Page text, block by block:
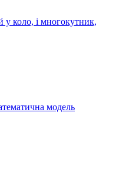
у коло, і многокутник,
модель